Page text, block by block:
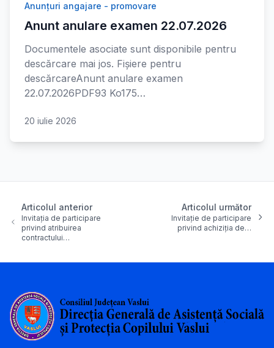
Anunțuri angajare - promovare
Anunt anulare examen 22.07.2026
Documentele asociate sunt disponibile pentru
descărcare mai jos. Fișiere pentru
descărcareAnunt anulare examen
22.07.2026PDF93 Ko175…
20 iulie 2026
Articolul anterior
Invitația de participare
privind atribuirea
contractului…
Articolul următor
Invitație de participare
privind achiziția de…